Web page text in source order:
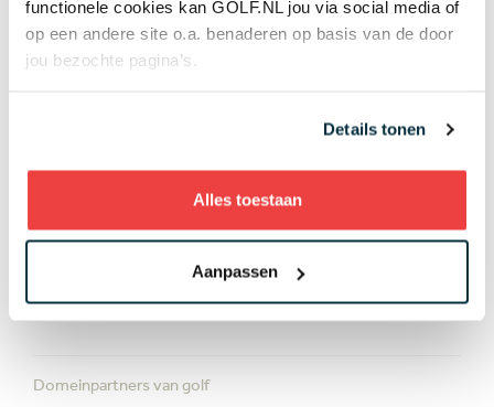
functionele cookies kan GOLF.NL jou via social media of
op een andere site o.a. benaderen op basis van de door
jou bezochte pagina’s.
Details tonen
Alles toestaan
Aanpassen
05 mrt Golftips
Lees meer over
Golftips Video
Domeinpartners van golf